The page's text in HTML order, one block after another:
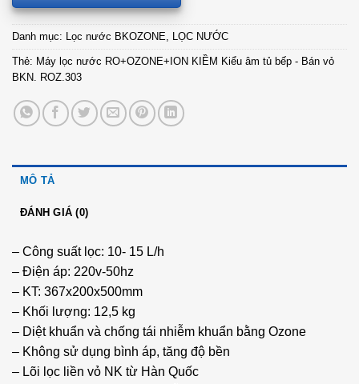
Danh mục: Lọc nước BKOZONE, LỌC NƯỚC
Thẻ: Máy lọc nước RO+OZONE+ION KIỀM Kiểu âm tủ bếp - Bán vỏ
BKN. ROZ.303
MÔ TẢ
ĐÁNH GIÁ (0)
– Công suất lọc: 10- 15 L/h
– Điện áp: 220v-50hz
– KT: 367x200x500mm
– Khối lượng: 12,5 kg
– Diệt khuẩn và chống tái nhiễm khuẩn bằng Ozone
– Không sử dụng bình áp, tăng độ bền
– Lõi lọc liền vỏ NK từ Hàn Quốc